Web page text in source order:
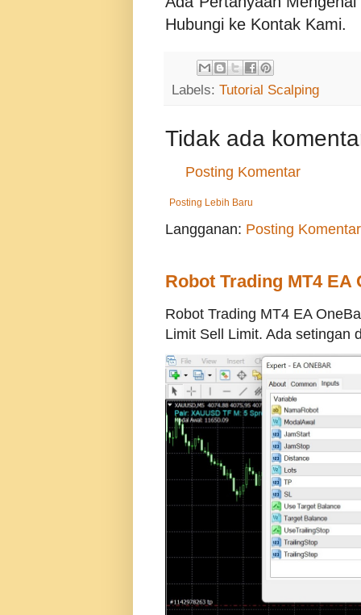
Hubungi ke Kontak Kami.
Labels: Tutorial Scalping
Tidak ada
Posting Komentar
Posting Lebih Baru
Langganan: Posting
Robot Trading MT4 EA
Robot Trading MT4 EA
Limit Sell Limit. Ada setingan